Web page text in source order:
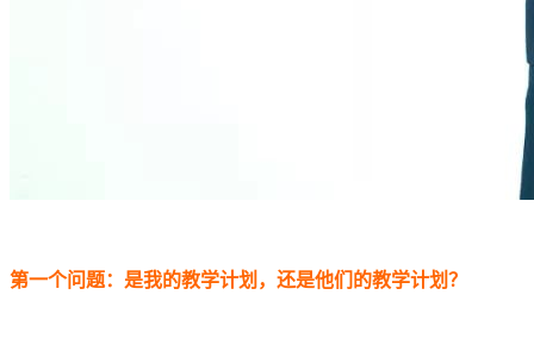
第一个问题：是我的教学计划，还是他们的教学计划？